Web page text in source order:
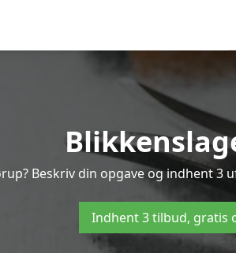
Beskriv din opgave og indhent
Indhent 3 tilbud, gratis